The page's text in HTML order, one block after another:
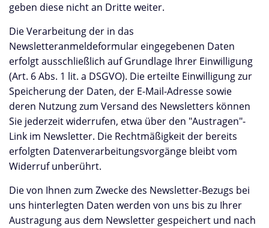
geben diese nicht an Dritte weiter.
Die Verarbeitung der in das
Newsletteranmeldeformular eingegebenen Daten
erfolgt ausschließlich auf Grundlage Ihrer Einwilligung
(Art. 6 Abs. 1 lit. a DSGVO). Die erteilte Einwilligung zur
Speicherung der Daten, der E-Mail-Adresse sowie
deren Nutzung zum Versand des Newsletters können
Sie jederzeit widerrufen, etwa über den "Austragen"-
Link im Newsletter. Die Rechtmäßigkeit der bereits
erfolgten Datenverarbeitungsvorgänge bleibt vom
Widerruf unberührt.
Die von Ihnen zum Zwecke des Newsletter-Bezugs bei
uns hinterlegten Daten werden von uns bis zu Ihrer
Austragung aus dem Newsletter gespeichert und nach